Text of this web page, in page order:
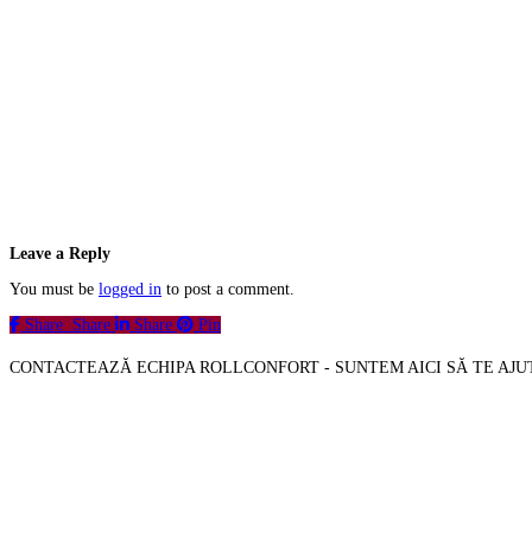
Leave a Reply
You must be logged in to post a comment.
Share Share Share Pin
CONTACTEAZĂ ECHIPA ROLLCONFORT - SUNTEM AICI SĂ TE